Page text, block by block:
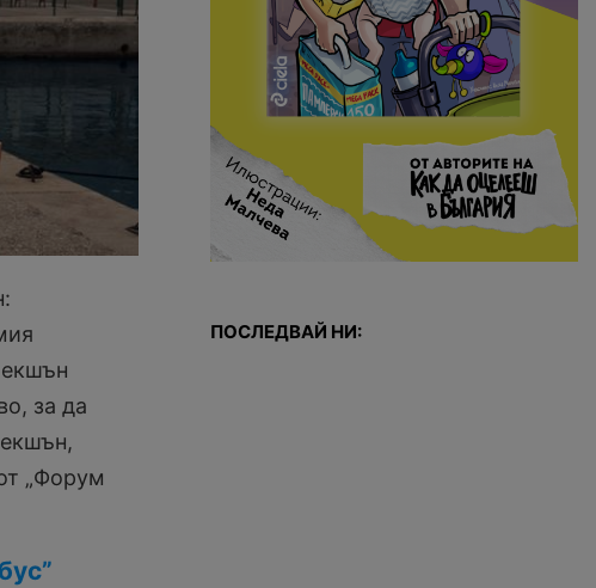
за да
„Форум
ПОСЛЕДВАЙ НИ: